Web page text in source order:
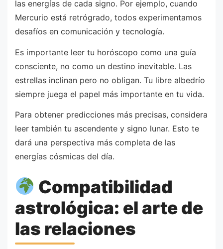
las energías de cada signo. Por ejemplo, cuando
Mercurio está retrógrado, todos experimentamos
desafíos en comunicación y tecnología.
Es importante leer tu horóscopo como una guía
consciente, no como un destino inevitable. Las
estrellas inclinan pero no obligan. Tu libre albedrío
siempre juega el papel más importante en tu vida.
Para obtener predicciones más precisas, considera
leer también tu ascendente y signo lunar. Esto te
dará una perspectiva más completa de las
energías cósmicas del día.
Compatibilidad
astrológica: el arte de
las relaciones